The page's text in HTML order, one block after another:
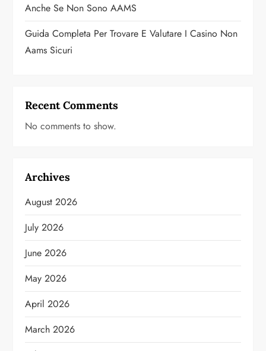
Anche Se Non Sono AAMS
Guida Completa Per Trovare E Valutare I Casino Non
Aams Sicuri
Recent Comments
No comments to show.
Archives
August 2026
July 2026
June 2026
May 2026
April 2026
March 2026